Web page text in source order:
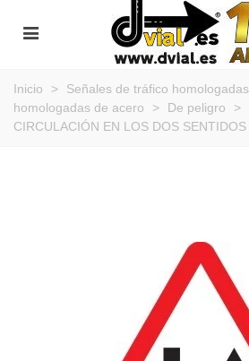
Inicio > Señales de tráfico homologadas
homologadas de acero
> De peligro >
CIRCULACIÓN EN LOS DOS SENTIDOS